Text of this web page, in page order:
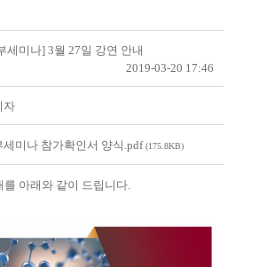
세미나] 3월 27일 강연 안내
2019-03-20 17:46
자
세미나 참가확인서 양식.pdf(175.8KB)
를 아래와 같이 드립니다.